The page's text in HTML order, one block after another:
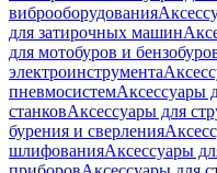
виброоборудования
для затирочных машин
для мотобуров и
электроинструмента
пневмосистемАксессуары
станковАксессуары для
бурения и сверления
шлифованияАксессуары